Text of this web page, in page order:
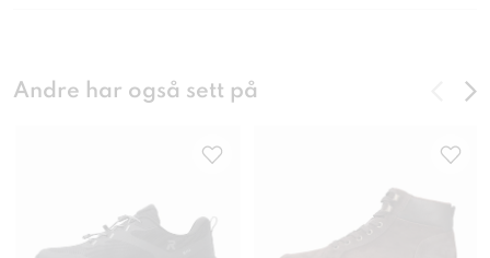
Andre har også sett på